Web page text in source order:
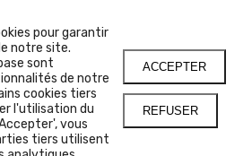
L'IMAGE
pour garantir
notre site.
sont
de notre
cookies tiers
l'utilisation du
vous
tiers utilisent
ACCEPTER
REFUSER